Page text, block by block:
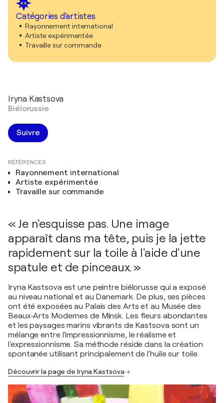
Catégories d'artistes
Rayonnement international
Artiste expérimentée
Travaille sur commande
Iryna Kastsova
Biélorussie
Suivre
RÉFÉRENCES
Rayonnement international
Artiste expérimentée
Travaille sur commande
« Je n'esquisse pas. Une image
apparaît dans ma tête, puis je la jette
rapidement sur la toile à l'aide d'une
spatule et de pinceaux. »
Iryna Kastsova est une peintre biélorusse qui a exposé
au niveau national et au Danemark. De plus, ses pièces
ont été exposées au Palais des Arts et au Musée des
Beaux-Arts Modernes de Minsk. Les fleurs abondantes
et les paysages marins vibrants de Kastsova sont un
mélange entre l'impressionnisme, le réalisme et
l'expressionnisme. Sa méthode réside dans la création
spontanée utilisant principalement de l'huile sur toile.
Découvrir la page de Iryna Kastsova